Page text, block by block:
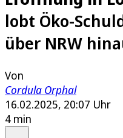
lobt Öko-
über NRW
Von
Cordula Orphal
16.02.2025, 20:07 Uhr
4 min